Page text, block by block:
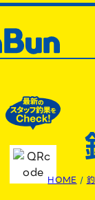
HOME /